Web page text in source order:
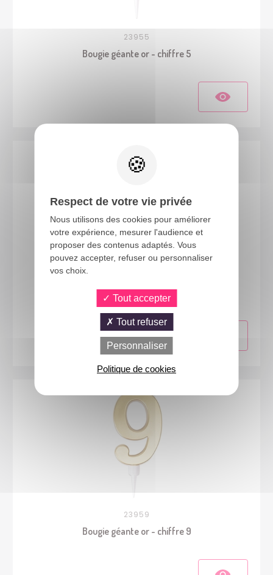
23955
Bougie géante or - chiffre 5
Bougie multicolore - chiffre 9
23959
Bougie géante or - chiffre 9
Respect de votre vie privée
Nous utilisons des cookies pour améliorer
votre expérience, mesurer l'audience et
proposer des contenus adaptés. Vous
pouvez accepter, refuser ou personnaliser
vos choix.
Tout accepter
Tout refuser
Personnaliser
Politique de cookies